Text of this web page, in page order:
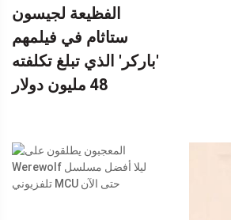
الفظيعة لجيسون
ستاثام في فيلمهم
'باركر' الذي تبلغ تكلفته
48 مليون دولار